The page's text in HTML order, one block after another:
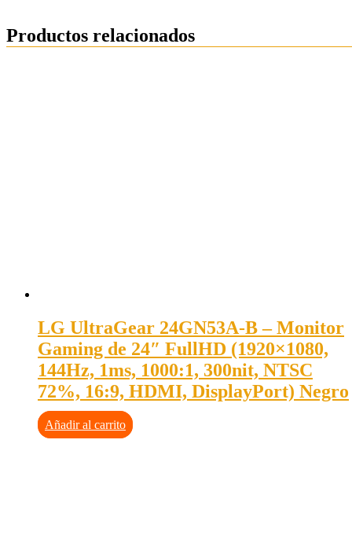
Productos relacionados
LG UltraGear 24GN53A-B – Monitor
Gaming de 24″ FullHD (1920×1080,
144Hz, 1ms, 1000:1, 300nit, NTSC
72%, 16:9, HDMI, DisplayPort) Negro
Añadir al carrito